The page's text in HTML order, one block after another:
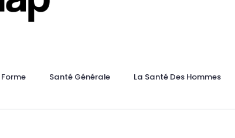
Forme Santé Générale La Santé Des Hommes